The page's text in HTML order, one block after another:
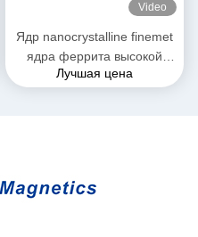
Video
Ядр nanocrystalline finemet
ядра феррита высокой
эффективности
Лучшая цена